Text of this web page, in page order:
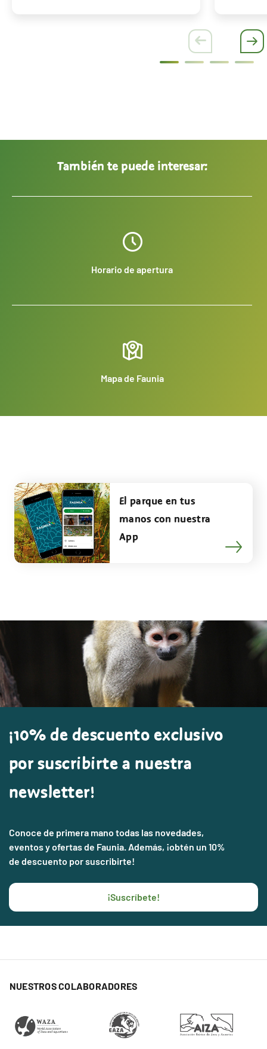
También te puede interesar:
Horario de apertura
Mapa de Faunia
El parque en tus
manos con nuestra
App
¡10% de descuento exclusivo
por suscribirte a nuestra
newsletter!
Conoce de primera mano todas las novedades,
eventos y ofertas de Faunia. Además, ¡obtén un 10%
de descuento por suscribirte!
¡Suscríbete!
NUESTROS COLABORADORES